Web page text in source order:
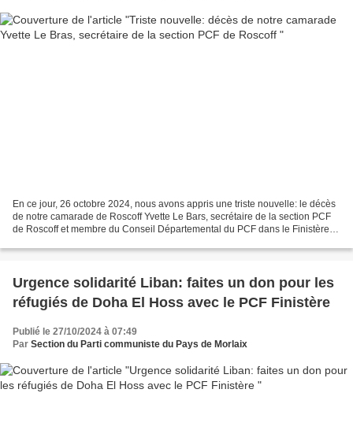
En ce jour, 26 octobre 2024, nous avons appris une triste nouvelle: le décès
de notre camarade de Roscoff Yvette Le Bars, secrétaire de la section PCF
de Roscoff et membre du Conseil Départemental du PCF dans le Finistère
Urgence solidarité Liban: faites un don pour les
réfugiés de Doha El Hoss avec le PCF Finistère
Publié le 27/10/2024 à 07:49
Par Section du Parti communiste du Pays de Morlaix